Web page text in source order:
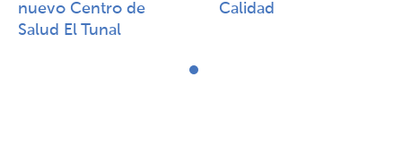
nuevo Centro de
Salud El Tunal
Calidad​​